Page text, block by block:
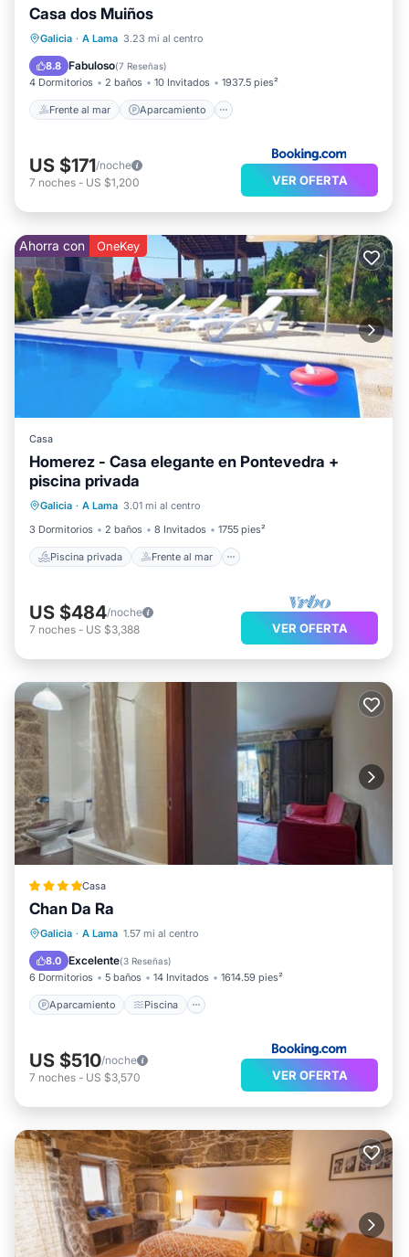
Casa dos Muiños
Galicia · A Lama 3.23 mi al centro
8.8 Fabuloso(7 Reseñas)
4 Dormitorios 2 baños 10 Invitados 1937.5 pies²
Frente al mar Aparcamiento
Frente al mar Aparcamiento
Vista al mar
US $171/noche
7 noches - US $1,200 VER OFERTA
Ahorra con OneKey
Casa
Homerez - Casa elegante en Pontevedra +
piscina privada
Galicia · A Lama 3.01 mi al centro
3 Dormitorios
2 baños 8 Invitados 1755 pies²
Piscina privada Frente al mar
Piscina privada
Bañera de hidromasaje
US $484/noche
7 noches - US $3,388 VER OFERTA
Casa
Chan Da Ra
Galicia · A Lama 1.57 mi al centro
8.0 Excelente(3 Reseñas)
6 Dormitorios 5 baños 14 Invitados 1614.59 pies²
Aparcamiento Piscina
Aparcamiento
Piscina
Balcón/Terraza
US $510/noche
7 noches - US $3,570 VER OFERTA